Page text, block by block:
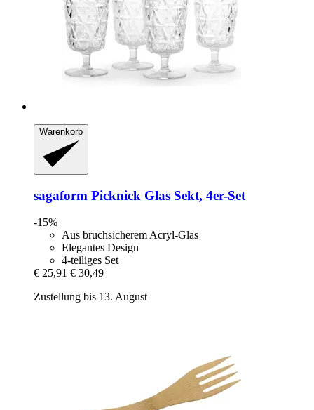
Warenkorb
sagaform Picknick Glas Sekt, 4er-​Set
-15%
Aus bruchsicherem Acryl-Glas
Elegantes Design
4-teiliges Set
€ 25,91 € 30,49
Zustellung bis 13. August